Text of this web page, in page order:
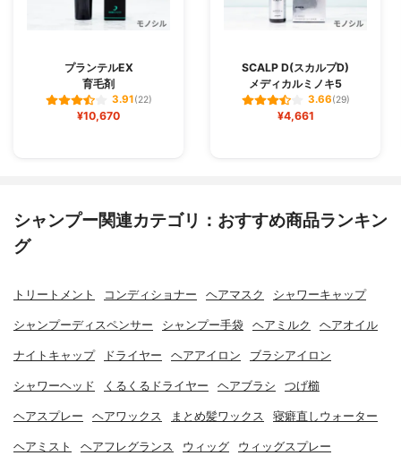
プランテルEX
育毛剤
3.91(22)
¥10,670
SCALP D(スカルプD)
メディカルミノキ5
3.66(29)
¥4,661
シャンプー関連カテゴリ：おすすめ商品ランキン
グ
トリートメント コンディショナー ヘアマスク シャワーキャップ
シャンプーディスペンサー シャンプー手袋 ヘアミルク ヘアオイル
ナイトキャップ ドライヤー ヘアアイロン ブラシアイロン
シャワーヘッド くるくるドライヤー ヘアブラシ つげ櫛
ヘアスプレー ヘアワックス まとめ髪ワックス 寝癖直しウォーター
ヘアミスト ヘアフレグランス ウィッグ ウィッグスプレー